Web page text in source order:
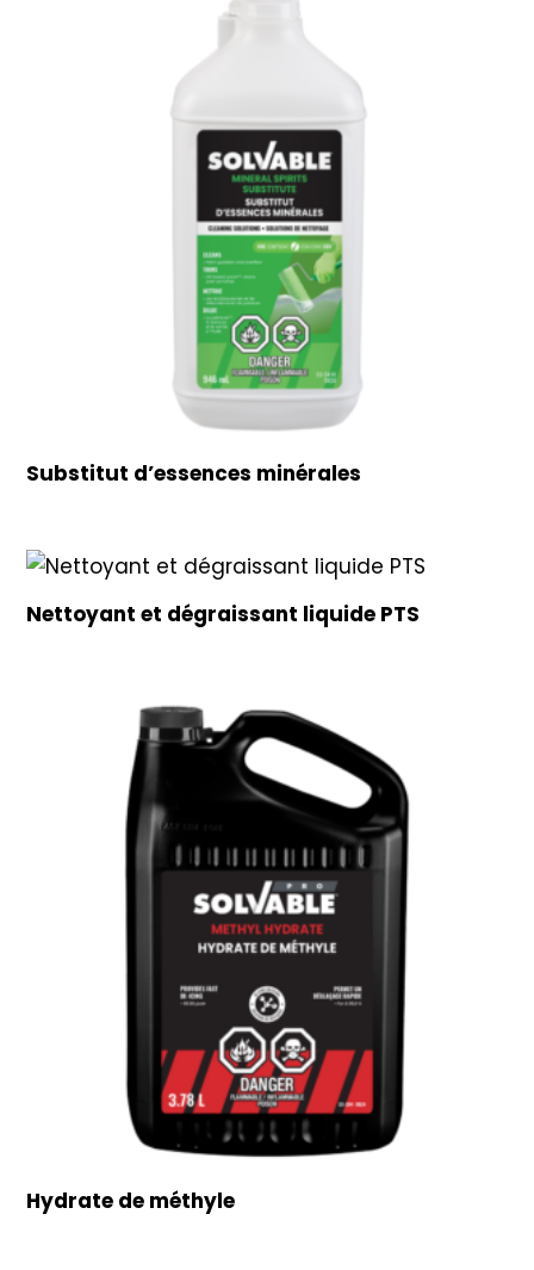
Substitut d’essences minérales
Nettoyant et dégraissant liquide PTS
Hydrate de méthyle